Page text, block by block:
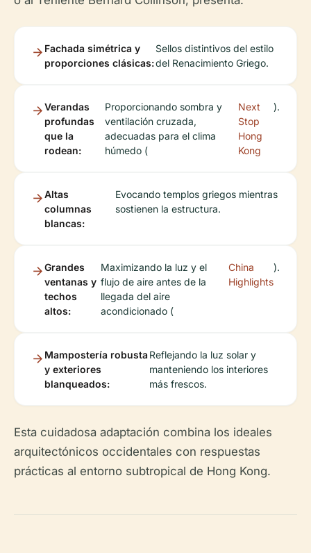
Fachada simétrica y
proporciones clásicas:
Sellos distintivos del estilo
del Renacimiento Griego.
Verandas
profundas
que la
rodean:
Proporcionando sombra y
ventilación cruzada,
adecuadas para el clima
húmedo (
Next
Stop
Hong
Kong
).
Altas
columnas
blancas:
Evocando templos griegos mientras
sostienen la estructura.
Grandes
ventanas y
techos
altos:
Maximizando la luz y el
flujo de aire antes de la
llegada del aire
acondicionado (
China
Highlights
).
Mampostería robusta
y exteriores
blanqueados:
Reflejando la luz solar y
manteniendo los interiores
más frescos.
Esta cuidadosa adaptación combina los ideales
arquitectónicos occidentales con respuestas
prácticas al entorno subtropical de Hong Kong.